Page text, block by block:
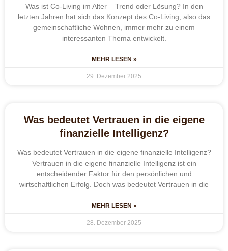
Was ist Co-Living im Alter – Trend oder Lösung? In den
letzten Jahren hat sich das Konzept des Co-Living, also das
gemeinschaftliche Wohnen, immer mehr zu einem
interessanten Thema entwickelt.
MEHR LESEN »
29. Dezember 2025
Was bedeutet Vertrauen in die eigene
finanzielle Intelligenz?
Was bedeutet Vertrauen in die eigene finanzielle Intelligenz?
Vertrauen in die eigene finanzielle Intelligenz ist ein
entscheidender Faktor für den persönlichen und
wirtschaftlichen Erfolg. Doch was bedeutet Vertrauen in die
MEHR LESEN »
28. Dezember 2025